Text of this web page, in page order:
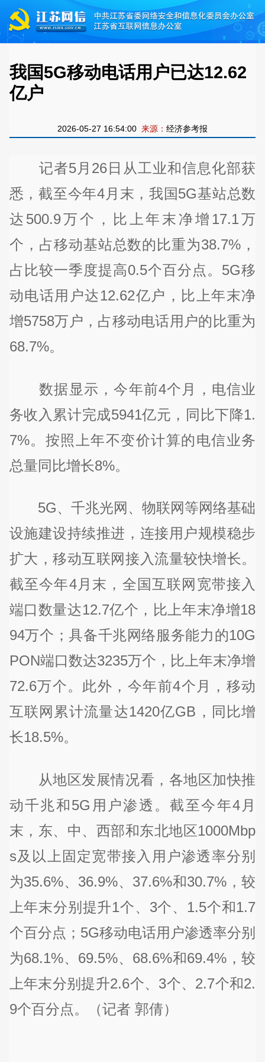
我国5G移动电话用户已达12.62
亿户
2026-05-27 16:54:00 来源： 经济参考报
记者5月26日从工业和信息化部获
悉，截至今年4月末，我国5G基站总数
达500.9万个，比上年末净增17.1万
个，占移动基站总数的比重为38.7%，
占比较一季度提高0.5个百分点。5G移
动电话用户达12.62亿户，比上年末净
增5758万户，占移动电话用户的比重为
68.7%。
数据显示，今年前4个月，电信业
务收入累计完成5941亿元，同比下降1.
7%。按照上年不变价计算的电信业务
总量同比增长8%。
5G、千兆光网、物联网等网络基础
设施建设持续推进，连接用户规模稳步
扩大，移动互联网接入流量较快增长。
截至今年4月末，全国互联网宽带接入
端口数量达12.7亿个，比上年末净增18
94万个；具备千兆网络服务能力的10G
PON端口数达3235万个，比上年末净增
72.6万个。此外，今年前4个月，移动
互联网累计流量达1420亿GB，同比增
长18.5%。
从地区发展情况看，各地区加快推
动千兆和5G用户渗透。截至今年4月
末，东、中、西部和东北地区1000Mbp
s及以上固定宽带接入用户渗透率分别
为35.6%、36.9%、37.6%和30.7%，较
上年末分别提升1个、3个、1.5个和1.7
个百分点；5G移动电话用户渗透率分别
为68.1%、69.5%、68.6%和69.4%，较
上年末分别提升2.6个、3个、2.7个和2.
9个百分点。（记者 郭倩）